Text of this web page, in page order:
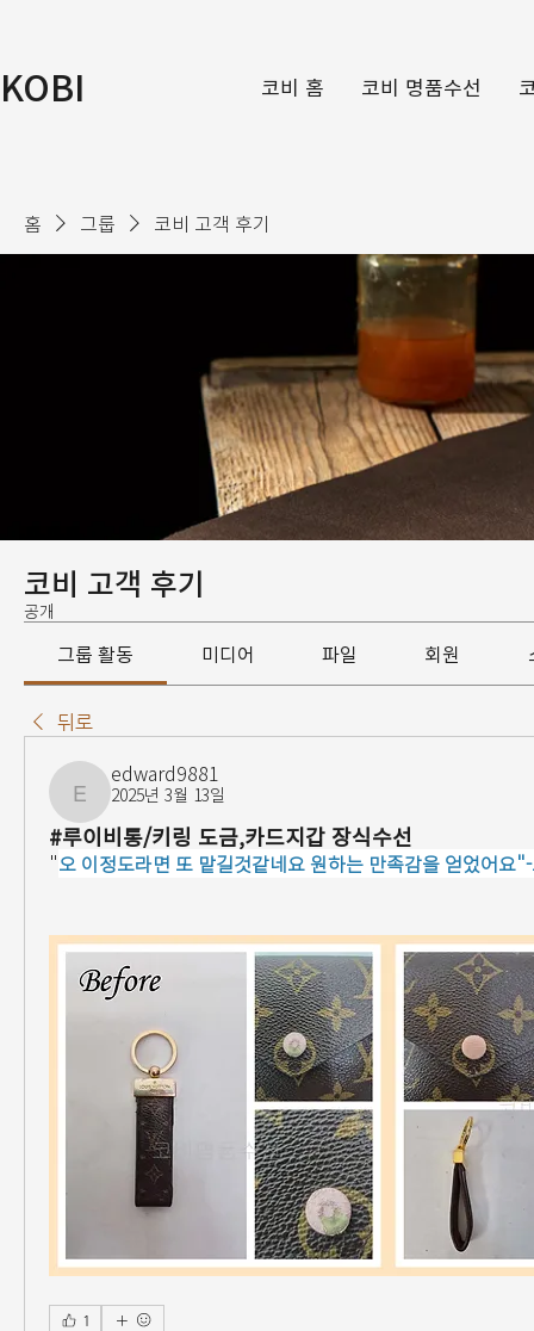
KOBI 코비 홈 코비 명품수선
홈 그룹 코비 고객 후기
코비 고객 후기
공개
그룹 활동 미디어 파일 회원
뒤로
edward9881
edward9881
2025년 3월 13일
#루이비통/키링 도금,카드지갑 장식수선
"오 이정도라면 또 맡길것같네요 원하는 만족감을 얻었어요
1